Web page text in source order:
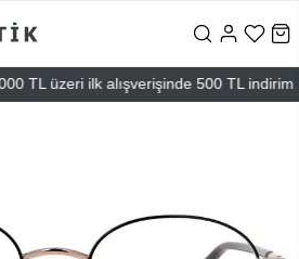
TL üzeri ilk alışverişinde 500 TL indirim